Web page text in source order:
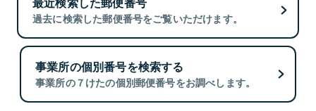
過去に検索した郵便番号をご覧いただけます。
事業所の個別番号を検索する
事業所の７けたの個別郵便番号をお調べします。